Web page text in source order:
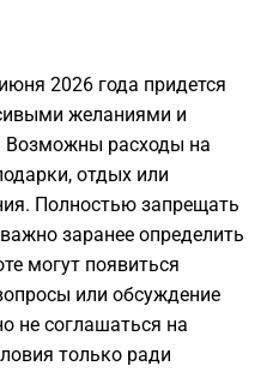
2026 года придется
желаниями и
Возможны расходы на
отдых или
Полностью запрещать
заранее определить
могут появиться
или обсуждение
не соглашаться на
только ради